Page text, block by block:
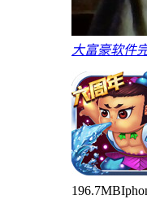
大富豪软件
196.7MB